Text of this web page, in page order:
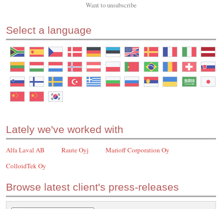
Want tounsubscribe
Select a language
Lately we've worked with
Alfa Laval AB Raute Oyj
Marioff Corporation Oy
ColloidTek Oy
Browse latest client's press-releases